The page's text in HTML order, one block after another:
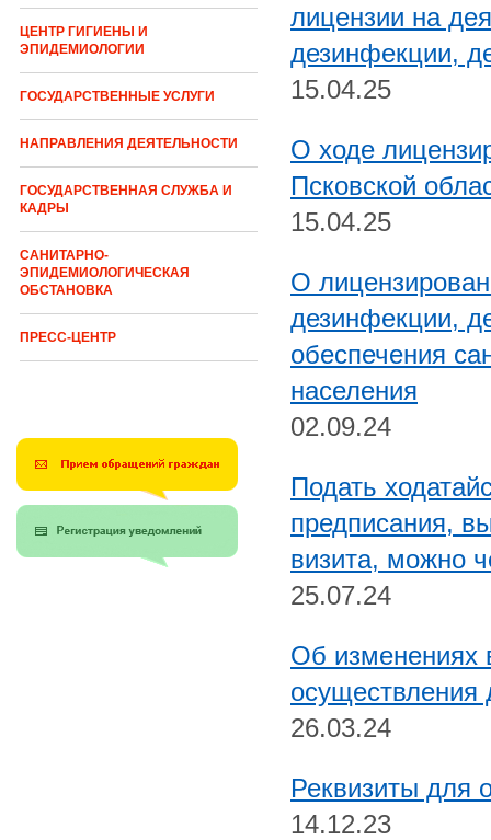
ЦЕНТР ГИГИЕНЫ И
ЭПИДЕМИОЛОГИИ
ГОСУДАРСТВЕННЫЕ УСЛУГИ
НАПРАВЛЕНИЯ ДЕЯТЕЛЬНОСТИ
ГОСУДАРСТВЕННАЯ СЛУЖБА И
КАДРЫ
САНИТАРНО-
ЭПИДЕМИОЛОГИЧЕСКАЯ
ОБСТАНОВКА
ПРЕСС-ЦЕНТР
лицензии на
дезинфекции,
15.04.25
О ходе
Псковской
15.04.25
О
дезинфекции,
обеспечения
населения
02.09.24
Подать
предписания,
визита, можно
25.07.24
Об изменениях
осуществления
26.03.24
Реквизиты для
14.12.23